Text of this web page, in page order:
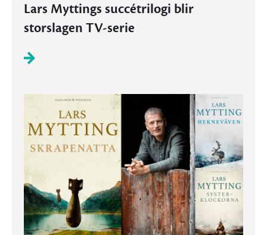
Lars Myttings succétrilogi blir
storslagen TV-serie